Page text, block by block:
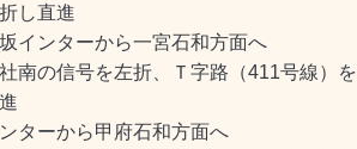
し直進
ンターから一宮石和方面へ
信号を左折、Ｔ字路（411号線）を
ーから甲府石和方面へ